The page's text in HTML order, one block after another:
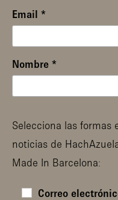
Email *
Nombre *
Selecciona las
noticias de
Made In Barcelona:
Correo